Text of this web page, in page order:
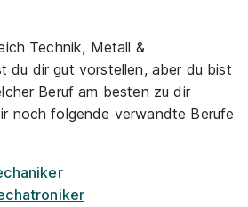
Technik, Metall &
du dir gut vorstellen, aber du bist
Beruf am besten zu dir
noch folgende verwandte Berufe